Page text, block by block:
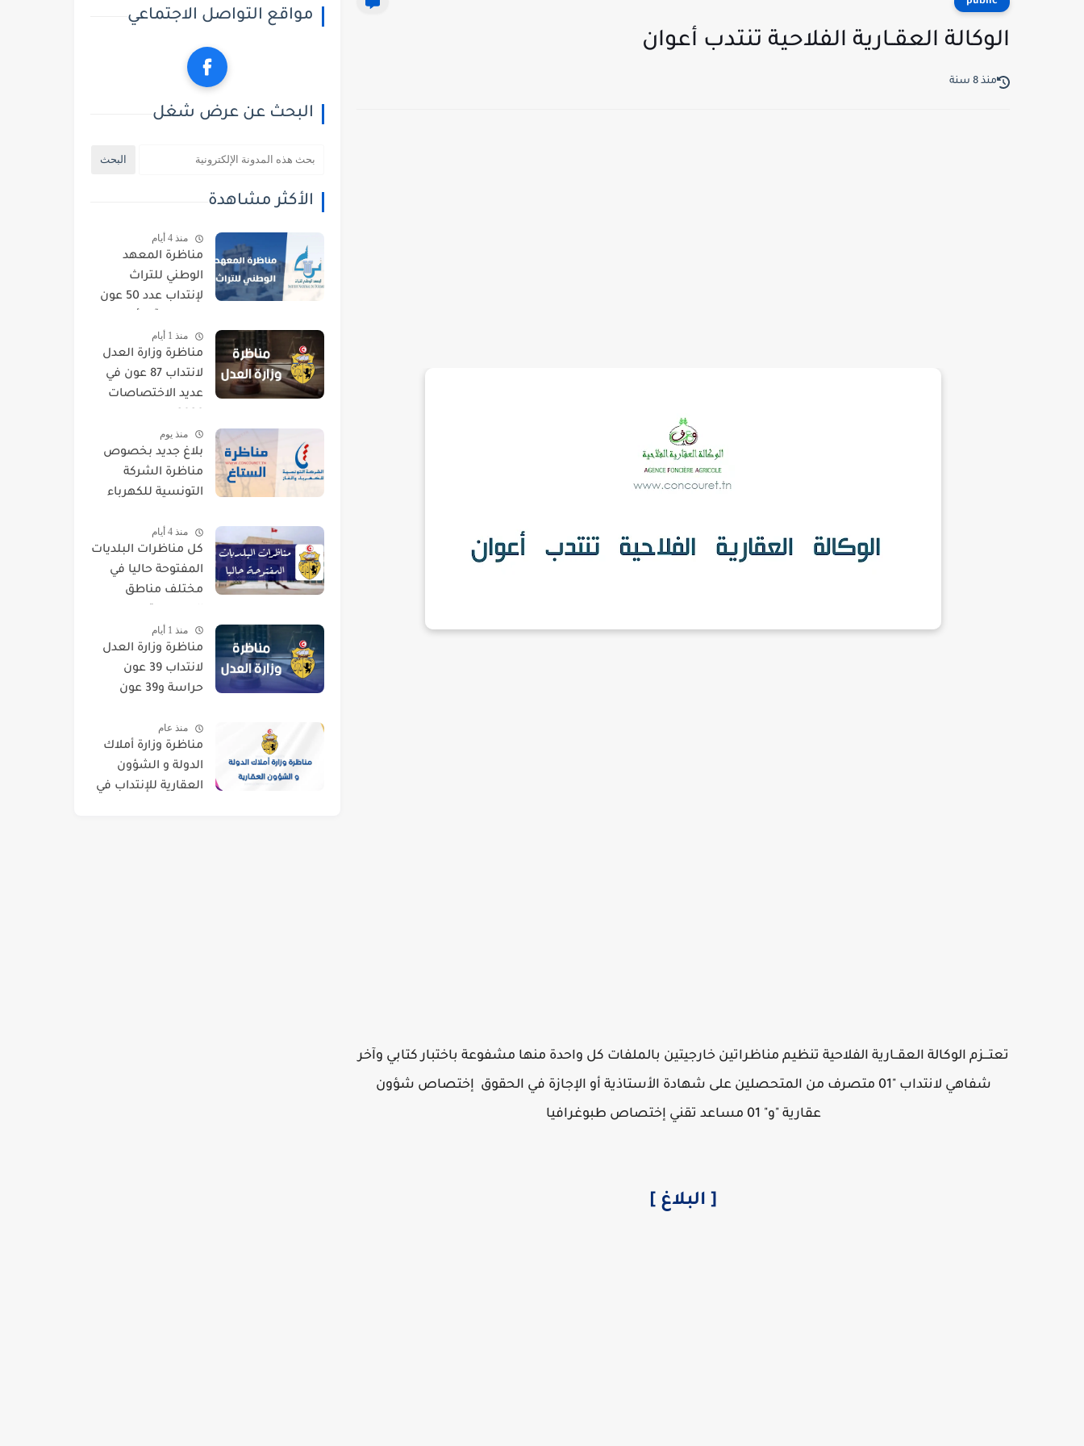
الوكالة العقــارية الفلاحية تنتدب أعوان
منذ 8 سنة
تعتـــزم الوكالة العقــارية الفلاحية تنظيم مناظراتين خارجيتين بالملفات كل واحدة منها مشفوعة باختبار كتابي وآخر
شفاهي لانتداب "01 متصرف من المتحصلين على شهادة الأستاذية أو الإجازة في الحقوق إختصاص شؤون
عقارية "و" 01 مساعد تقني إختصاص طبوغرافيا
[ البلاغ ]
مواقع التواصل الاجتماعي
البحث عن عرض شغل
الأكثر مشاهدة
منذ 4 أيام
مناظرة المعهد
الوطني للتراث
لإنتداب عدد 50 عون
2026
منذ 1 أيام
مناظرة وزارة العدل
لانتداب 87 عون في
عديد الاختصاصات
منذ يوم
بلاغ جديد بخصوص
مناظرة الشركة
التونسية للكهرباء
إطارات
منذ 4 أيام
كل مناظرات البلديات
المفتوحة حاليا في
مختلف مناطق
منذ 1 أيام
مناظرة وزارة العدل
لانتداب 39 عون
حراسة و39 عون
منذ عام
مناظرة وزارة أملاك
الدولة و الشؤون
العقارية للإنتداب في